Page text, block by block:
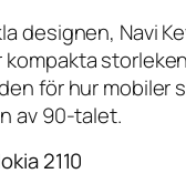
designen, Navi
kompakta
för hur mobiler
av 90-talet.
2110